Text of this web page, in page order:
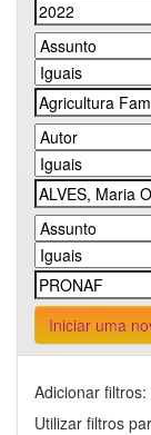
Iniciar uma
Adicionar filtros:
Utilizar filtros